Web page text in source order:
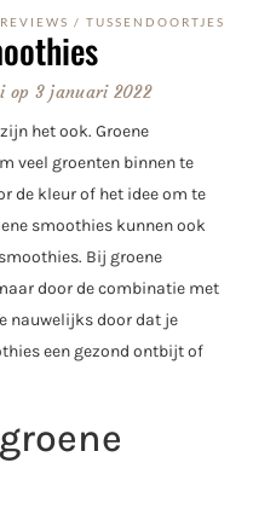
REVIEWS / TUSSENDOORTJES
op 3 januari 2022
het ook. Groene
veel groenten binnen te
de kleur of het idee om te
smoothies kunnen ook
Bij groene
door de combinatie met
nauwelijks door dat je
een gezond ontbijt of